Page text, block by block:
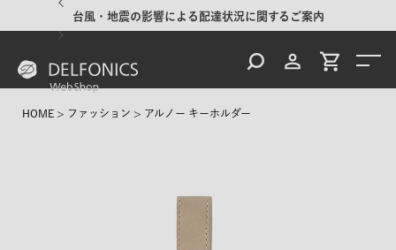
台風・地震の影響による配達状況に関するご案内
HOME ファッション アルノー キーホルダー